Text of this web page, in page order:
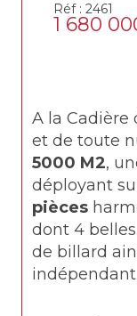
Réf : 2461
1 680
A la Cadière
et de toute
5000 M2,
déployant
pièces
dont 4
de billard
indépendant.